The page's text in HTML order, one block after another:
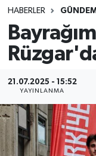
HABERLER
21.07.2025 - 15:52
YAYINLANMA
YARIŞMA/
ANKET
MEVZUAT/